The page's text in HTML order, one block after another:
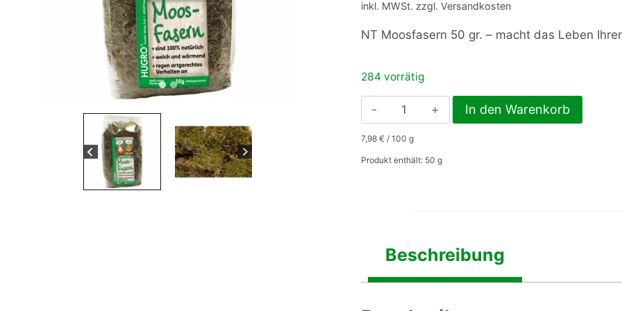
inkl. MWSt. zzgl. Versandkosten
NT Moosfasern 50 gr. – macht das Leben
284 vorrätig
NT
Moosfasern
50
gr.
In den Warenkorb
7,98 € / 100 g
Produkt enthält: 50 g
Beschreibung